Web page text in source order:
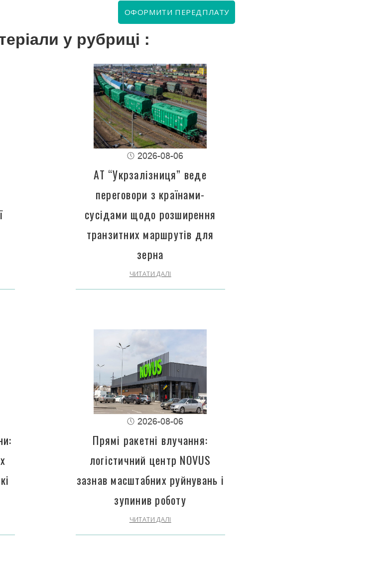
ОФОРМИТИ ПЕРЕДПЛАТУ
у рубриці :
2026-08-06
АТ “Укрзалізниця” веде
переговори з країнами-
сусідами щодо розширення
транзитних маршрутів для
зерна
ЧИТАТИ ДАЛІ
2026-08-06
Прямі ракетні влучання:
логістичний центр NOVUS
зазнав масштабних руйнувань і
зупинив роботу
ЧИТАТИ ДАЛІ